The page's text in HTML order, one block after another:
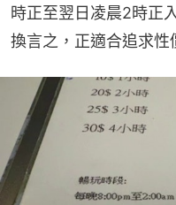
時正至翌日凌晨2時正
換言之，正適合追求性